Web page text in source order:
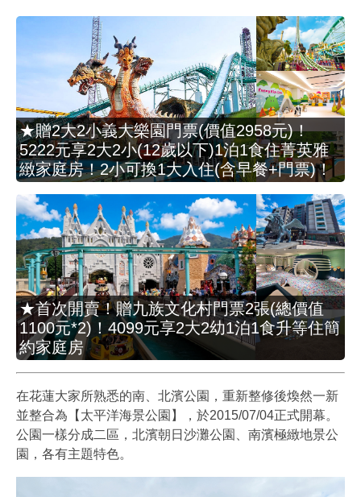
★贈2大2小義大樂園門票(價值2958元)！
5222元享2大2小(12歲以下)1泊1食住菁英雅
緻家庭房！2小可換1大入住(含早餐+門票)！
★首次開賣！贈九族文化村門票2張(總價值
1100元*2)！4099元享2大2幼1泊1食升等住簡
約家庭房
在花蓮大家所熟悉的南、北濱公園，重新整修後煥然一新
並整合為【太平洋海景公園】，於2015/07/04正式開幕。
公園一樣分成二區，北濱朝日沙灘公園、南濱極緻地景公
園，各有主題特色。